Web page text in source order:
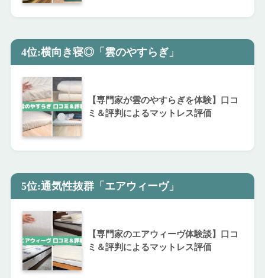
4位:横向き寝◎「雲のやすらぎ」
【専門家が雲のやすらぎを体験】口コ
ミ＆評判によるマットレス評価
5位:通気性抜群「エアウィーヴ」
【専門家のエアウィーヴ体験談】口コ
ミ＆評判によるマットレス評価